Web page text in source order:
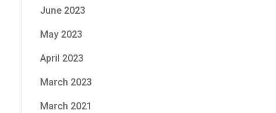
June 2023
May 2023
April 2023
March 2023
March 2021